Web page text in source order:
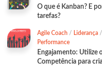
O que é Kanban? E
tarefas?
Agile Coach / Liderança /
Performance
Engajamento: Utilize
Competência para